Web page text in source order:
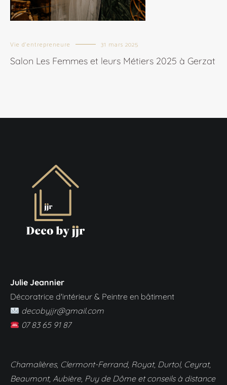
Vie d'entrepreneure 31 mars 2025
Salon Les Femmes et leurs Métiers 2025 à Gerzat
Julie Jeannier
Décoratrice d'intérieur & Peintre en bâtiment
decobyjjr@gmail.com
07 83 65 91 87
Chamalières, Clermont-Ferrand, Royat, Durtol, Ceyrat,
Beaumont, Aubière, Puy de Dôme et conseils à distance